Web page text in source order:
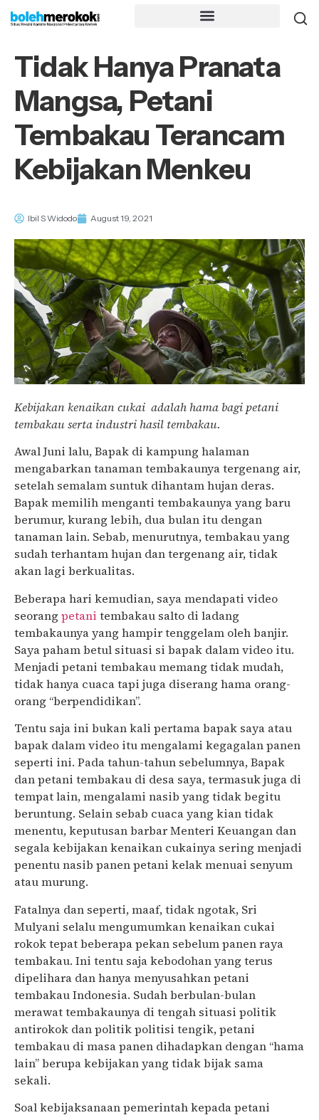
Tidak Hanya Pranata
Mangsa, Petani
Tembakau Terancam
Kebijakan Menkeu
Ibil S Widodo August 19, 2021
Kebijakan kenaikan cukai adalah hama bagi petani
tembakau serta industri hasil tembakau.
Awal Juni lalu, Bapak di kampung halaman
mengabarkan tanaman tembakaunya tergenang air,
setelah semalam suntuk dihantam hujan deras.
Bapak memilih menganti tembakaunya yang baru
berumur, kurang lebih, dua bulan itu dengan
tanaman lain. Sebab, menurutnya, tembakau yang
sudah terhantam hujan dan tergenang air, tidak
akan lagi berkualitas.
Beberapa hari kemudian, saya mendapati video
seorang petani tembakau salto di ladang
tembakaunya yang hampir tenggelam oleh banjir.
Saya paham betul situasi si bapak dalam video itu.
Menjadi petani tembakau memang tidak mudah,
tidak hanya cuaca tapi juga diserang hama orang-
orang “berpendidikan”.
Tentu saja ini bukan kali pertama bapak saya atau
bapak dalam video itu mengalami kegagalan panen
seperti ini. Pada tahun-tahun sebelumnya, Bapak
dan petani tembakau di desa saya, termasuk juga di
tempat lain, mengalami nasib yang tidak begitu
beruntung. Selain sebab cuaca yang kian tidak
menentu, keputusan barbar Menteri Keuangan dan
segala kebijakan kenaikan cukainya sering menjadi
penentu nasib panen petani kelak menuai senyum
atau murung.
Fatalnya dan seperti, maaf, tidak ngotak, Sri
Mulyani selalu mengumumkan kenaikan cukai
rokok tepat beberapa pekan sebelum panen raya
tembakau. Ini tentu saja kebodohan yang terus
dipelihara dan hanya menyusahkan petani
tembakau Indonesia. Sudah berbulan-bulan
merawat tembakaunya di tengah situasi politik
antirokok dan politik politisi tengik, petani
tembakau di masa panen dihadapkan dengan “hama
lain” berupa kebijakan yang tidak bijak sama
sekali.
Soal kebijaksanaan pemerintah kepada petani